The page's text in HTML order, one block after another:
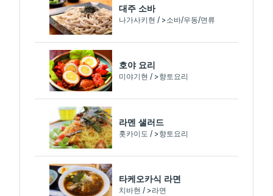
대주 소바
나가사키현 / >소바/우동/면류
호야 요리
미야기현 / >향토요리
라멘 샐러드
홋카이도 / >향토요리
타케오카식 라면
치바현 / >라면